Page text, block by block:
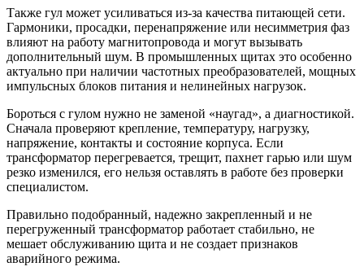
Также гул может усиливаться из-за качества питающей сети.
Гармоники, просадки, перенапряжение или несимметрия фаз
влияют на работу магнитопровода и могут вызывать
дополнительный шум. В промышленных щитах это особенно
актуально при наличии частотных преобразователей, мощных
импульсных блоков питания и нелинейных нагрузок.
Бороться с гулом нужно не заменой «наугад», а диагностикой.
Сначала проверяют крепление, температуру, нагрузку,
напряжение, контакты и состояние корпуса. Если
трансформатор перегревается, трещит, пахнет гарью или шум
резко изменился, его нельзя оставлять в работе без проверки
специалистом.
Правильно подобранный, надежно закрепленный и не
перегруженный трансформатор работает стабильно, не
мешает обслуживанию щита и не создает признаков
аварийного режима.